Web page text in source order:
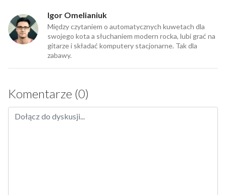
Igor Omelianiuk
Między czytaniem o automatycznych kuwetach dla
swojego kota a słuchaniem modern rocka, lubi grać na
gitarze i składać komputery stacjonarne. Tak dla
zabawy.
Komentarze (0)